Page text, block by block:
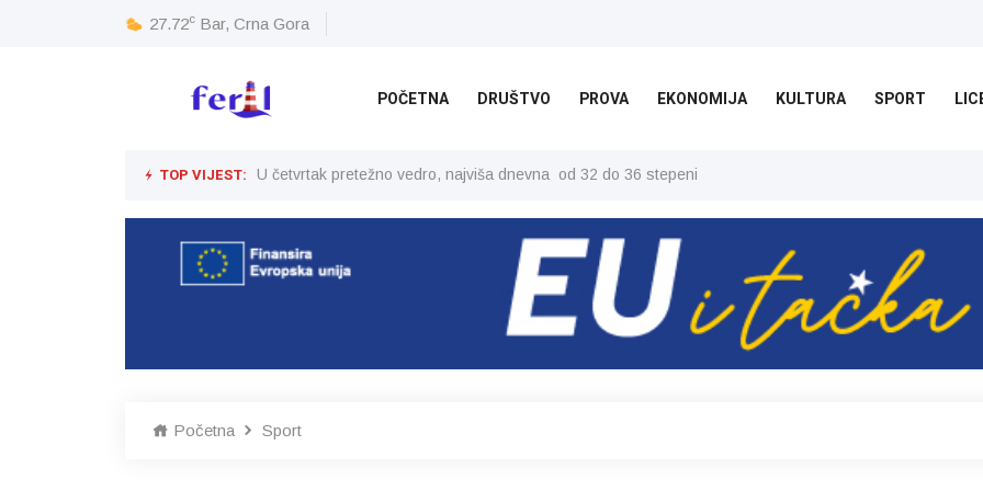
27.72c Bar, Crna Gora
POČETNA DRUŠTVO PROVA EKONOMIJA KULTURA SPORT
TOP VIJEST: U četvrtak pretežno vedro, najviša dnevna od 32 do 36 stepeni
Početna Sport